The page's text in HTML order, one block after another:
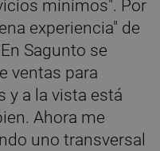
mínimos". Por
experiencia" de
Sagunto se
ventas para
y a la vista está
Ahora me
uno transversal